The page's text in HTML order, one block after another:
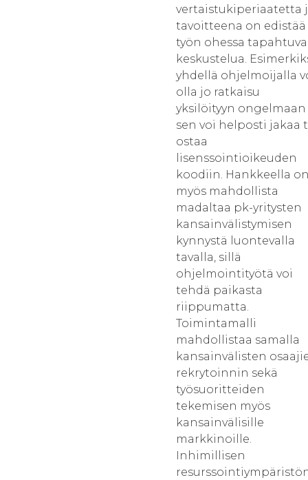
vertaistukiperiaatetta
tavoitteena on edistää
työn ohessa
keskustelua.
yhdellä ohjelmoijalla
olla jo ratkaisu
yksilöityyn ongelmaan
sen voi helposti jakaa
ostaa
lisenssointioikeuden
koodiin. Hankkeella
myös mahdollista
madaltaa pk-yritysten
kansainvälistymisen
kynnystä luontevalla
tavalla, sillä
ohjelmointityötä voi
tehdä paikasta
riippumatta.
Toimintamalli
mahdollistaa samalla
kansainvälisten
rekrytoinnin sekä
työsuoritteiden
tekemisen myös
kansainvälisille
markkinoille.
Inhimillisen